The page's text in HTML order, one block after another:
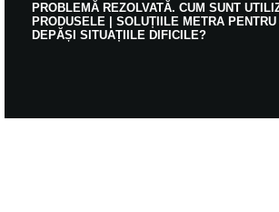
PROBLEMĂ REZOLVATĂ. CUM SUNT
PRODUSELE | SOLUȚIILE METRA PENTRU
DEPĂȘI SITUAȚIILE DIFICILE?